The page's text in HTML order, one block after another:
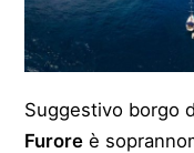
Suggestivo borgo
Furore è